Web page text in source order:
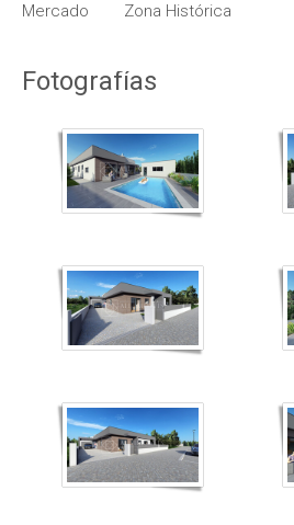
Mercado
Zona Histórica
Fotografías